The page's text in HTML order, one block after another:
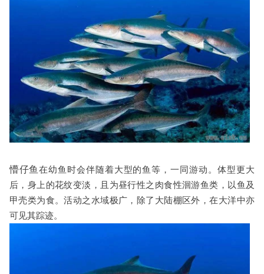
懵仔鱼 在幼鱼时会伴随着大型的鱼等，一同游动。体型更大
后，身上的花纹变淡，且为昼行性之肉食性洄游鱼类，以鱼及
甲壳类为食。活动之水域极广，除了大陆棚区外，在大洋中亦
可见其踪迹。